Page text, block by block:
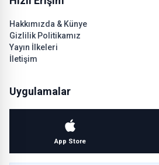
Hakkımızda & Künye
Gizlilik Politikamız
Yayın İlkeleri
İletişim
Uygulamalar
App Store